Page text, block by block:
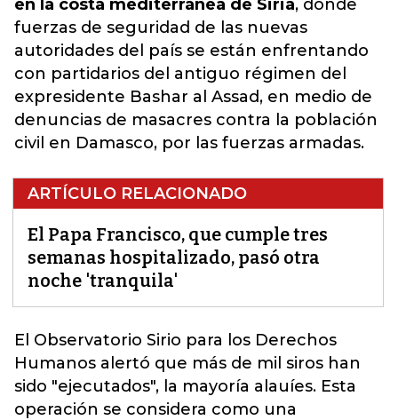
en la costa mediterránea de Siria, donde
fuerzas de seguridad de las nuevas
autoridades del país se están enfrentando
con partidarios del antiguo régimen del
expresidente Bashar al Assad, en medio de
denuncias de masacres contra la población
civil en Damasco, por las fuerzas armadas.
ARTÍCULO RELACIONADO
El Papa Francisco, que cumple tres
semanas hospitalizado, pasó otra
noche 'tranquila'
El Observatorio Sirio para los Derechos
Humanos alertó que más de mil siros han
sido "ejecutados", la mayoría alauíes. Esta
operación se considera como una